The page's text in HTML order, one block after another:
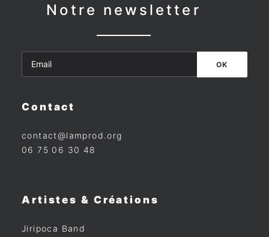
Notre newsletter
Contact
contact@lamprod.org
06 75 06 30 48
Artistes & Créations
Jiripoca Band